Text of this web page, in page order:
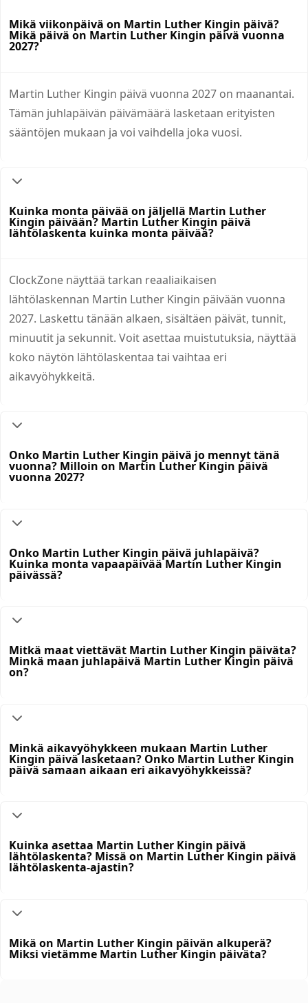
Mikä viikonpäivä on Martin Luther Kingin päivä?
Mikä päivä on Martin Luther Kingin päivä vuonna
2027?
Martin Luther Kingin päivä vuonna 2027 on maanantai.
Tämän juhlapäivän päivämäärä lasketaan erityisten
sääntöjen mukaan ja voi vaihdella joka vuosi.
Kuinka monta päivää on jäljellä Martin Luther
Kingin päivään? Martin Luther Kingin päivä
lähtölaskenta kuinka monta päivää?
ClockZone näyttää tarkan reaaliaikaisen
lähtölaskennan Martin Luther Kingin päivään vuonna
2027. Laskettu tänään alkaen, sisältäen päivät, tunnit,
minuutit ja sekunnit. Voit asettaa muistutuksia, näyttää
koko näytön lähtölaskentaa tai vaihtaa eri
aikavyöhykkeitä.
Onko Martin Luther Kingin päivä jo mennyt tänä
vuonna? Milloin on Martin Luther Kingin päivä
vuonna 2027?
Onko Martin Luther Kingin päivä juhlapäivä?
Kuinka monta vapaapäivää Martin Luther Kingin
päivässä?
Mitkä maat viettävät Martin Luther Kingin päiväta?
Minkä maan juhlapäivä Martin Luther Kingin päivä
on?
Minkä aikavyöhykkeen mukaan Martin Luther
Kingin päivä lasketaan? Onko Martin Luther Kingin
päivä samaan aikaan eri aikavyöhykkeissä?
Kuinka asettaa Martin Luther Kingin päivä
lähtölaskenta? Missä on Martin Luther Kingin päivä
lähtölaskenta-ajastin?
Mikä on Martin Luther Kingin päivän alkuperä?
Miksi vietämme Martin Luther Kingin päiväta?